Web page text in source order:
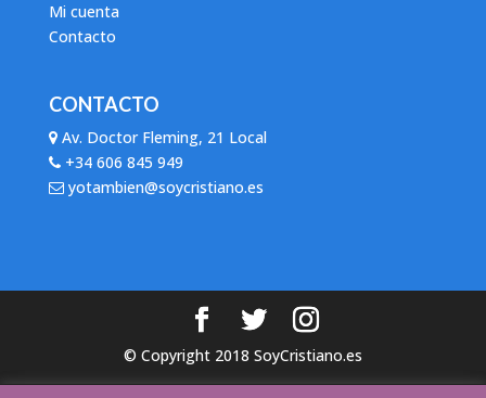
Mi cuenta
Contacto
CONTACTO
Av. Doctor Fleming, 21 Local
+34 606 845 949
yotambien@soycristiano.es
© Copyright 2018 SoyCristiano.es